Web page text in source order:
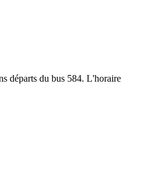
départs du bus 584. L'horaire